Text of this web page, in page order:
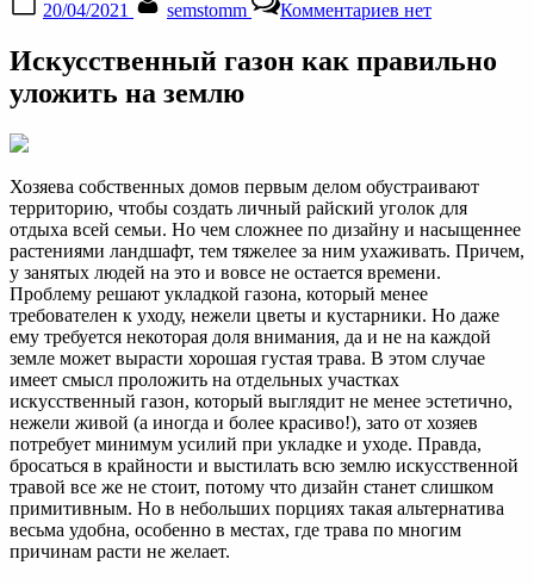
on
20/04/2021 semstomm Комментариевзаписи
газон
нет
Искусственный газон как правильно
уложить на землю
Хозяева собственных домов первым делом обустраивают
территорию, чтобы создать личный райский уголок для
отдыха всей семьи. Но чем сложнее по дизайну и насыщеннее
растениями ландшафт, тем тяжелее за ним ухаживать. Причем,
у занятых людей на это и вовсе не остается времени.
Проблему решают укладкой газона, который менее
требователен к уходу, нежели цветы и кустарники. Но даже
ему требуется некоторая доля внимания, да и не на каждой
земле может вырасти хорошая густая трава. В этом случае
имеет смысл проложить на отдельных участках
искусственный газон, который выглядит не менее эстетично,
нежели живой (а иногда и более красиво!), зато от хозяев
потребует минимум усилий при укладке и уходе. Правда,
бросаться в крайности и выстилать всю землю искусственной
травой все же не стоит, потому что дизайн станет слишком
примитивным. Но в небольших порциях такая альтернатива
весьма удобна, особенно в местах, где трава по многим
причинам расти не желает.